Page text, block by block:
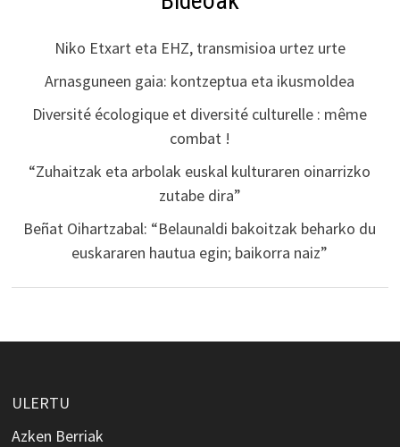
Niko Etxart eta EHZ, transmisioa urtez urte
Arnasguneen gaia: kontzeptua eta ikusmoldea
Diversité écologique et diversité culturelle : même
combat !
“Zuhaitzak eta arbolak euskal kulturaren oinarrizko
zutabe dira”
Beñat Oihartzabal: “Belaunaldi bakoitzak beharko du
euskararen hautua egin; baikorra naiz”
ULERTU
Azken Berriak